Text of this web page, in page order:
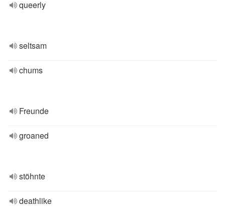
queerly
seltsam
chums
Freunde
groaned
stöhnte
deathlike